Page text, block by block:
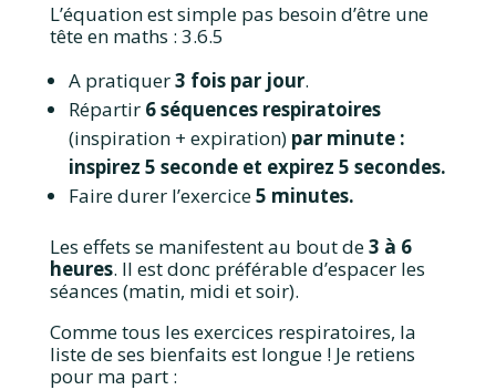
L’équation est simple pas besoin d’être une
tête en maths : 3.6.5
A pratiquer3 fois par jour.
Répartir 6 séquences respiratoires
(inspiration + expiration) par minute :
inspirez 5 seconde et expirez 5 secondes.
Faire durer l’exercice5 minutes.
Les effets se manifestent au bout de3 à 6
heures. Il est donc préférable d’espacer les
séances (matin, midi et soir).
Comme tous les exercices respiratoires, la
liste de ses bienfaits est longue ! Je retiens
pour ma part :